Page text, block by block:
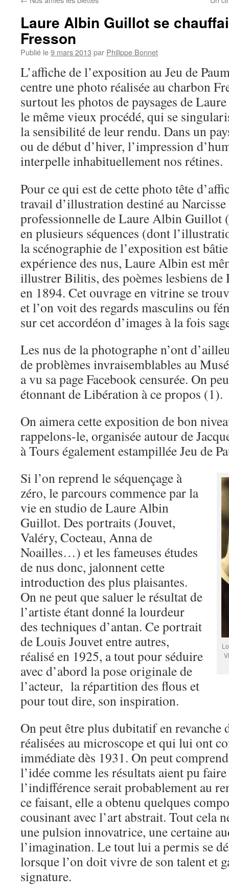
Laure Albin Guillot se
Fresson
Publié le9 mars 2013 par Philippe Bonnet
L’affiche de l’exposition au Jeu de
centre une photo réalisée au charbon
surtout les photos de paysages de
le même vieux procédé, qui se
la sensibilité de leur rendu. Dans un
ou de début d’hiver, l’impression
interpelle inhabituellement nos rétines.
Pour ce qui est de cette photo tête
travail d’illustration destiné au
professionnelle de Laure Albin Guillot
en plusieurs séquences (dont
la scénographie de l’exposition est
expérience des nus, Laure Albin est
illustrer Bilitis, des poèmes lesbiens
en 1894. Cet ouvrage en vitrine se
et l’on voit des regards masculins ou
sur cet accordéon d’images à la fois
Les nus de la photographe n’ont
de problèmes invraisemblables au
a vu sa page Facebook censurée. On
étonnant de Libération à ce propos (1).
On aimera cette exposition de bon
rappelons-le, organisée autour de
à Tours également estampillée Jeu de
Si l’on reprend le séquençage à
zéro, le parcours commence par la
vie en studio de Laure Albin
Guillot. Des portraits (Jouvet,
Valéry, Cocteau, Anna de
Noailles…) et les fameuses études
de nus donc, jalonnent cette
introduction des plus plaisantes.
On ne peut que saluer le résultat de
l’artiste étant donné la lourdeur
des techniques d’antan. Ce portrait
de Louis Jouvet entre autres,
réalisé en 1925, a tout pour séduire
avec d’abord la pose originale de
l’acteur, la répartition des flous et
pour tout dire, son inspiration.
On peut être plus dubitatif en revanche
réalisées au microscope et qui lui ont
immédiate dès 1931. On peut
l’idée comme les résultats aient pu
l’indifférence serait probablement au
ce faisant, elle a obtenu quelques
cousinant avec l’art abstrait. Tout cela
une pulsion innovatrice, une certaine
l’imagination. Le tout lui a permis se
lorsque l’on doit vivre de son talent et
signature.